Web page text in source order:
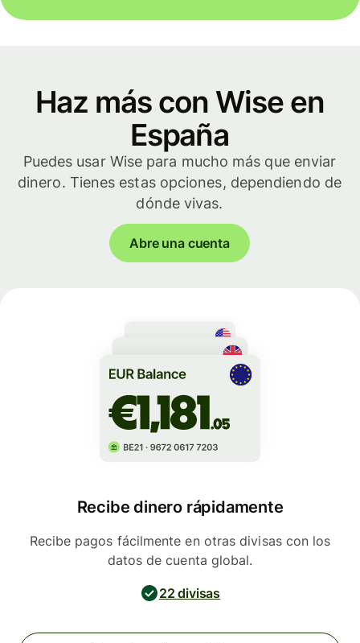
Haz más con Wise en
España
Puedes usar Wise para mucho más que enviar
dinero. Tienes estas opciones, dependiendo de
dónde vivas.
Abre una cuenta
Recibe dinero rápidamente
Recibe pagos fácilmente en otras divisas con los
datos de cuenta global.
22 divisas